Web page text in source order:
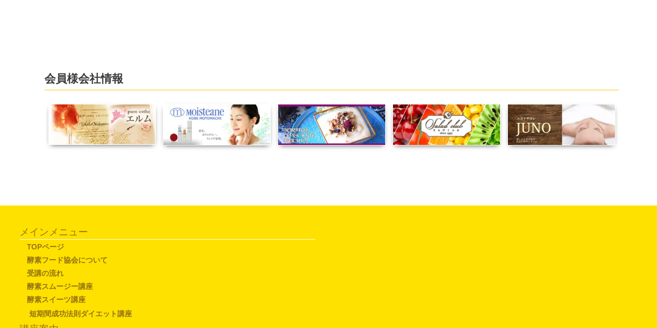
会員様会社情報
メインメニュー
TOPページ
酵素フード協会について
受講の流れ
酵素スムージー講座
酵素スイーツ講座
短期間成功法則ダイエット講座